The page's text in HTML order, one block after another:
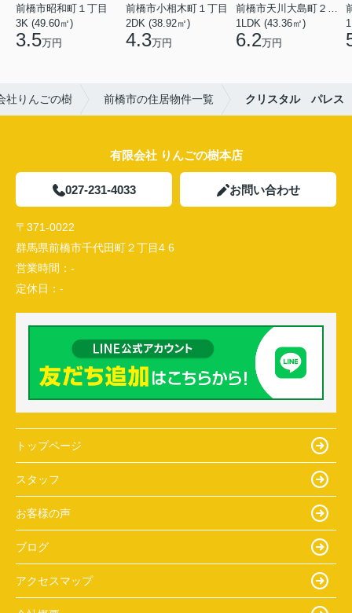
前橋市昭和町１丁目
3K (49.60㎡)
3.5万円
前橋市小相木町１丁目
2DK (38.92㎡)
4.3万円
前橋市天川大島町２丁目
1LDK (43.36㎡)
6.2万円
社りんごの樹 前橋市の住居物件一覧 クリスタル パレス
有限会社 りんごの樹本店
027-231-4033 お問い合わせ
〒371-0022
群馬県前橋市千代田町２丁目4 6
営業時間： -
定休日： -
トップページ
スタッフ
お客様の声
ブログ
アクセスマップ